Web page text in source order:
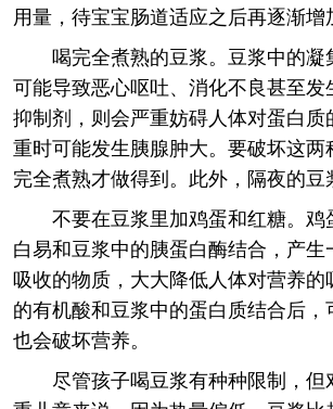
用量，待宝宝肠道适应之后再逐渐增
喝完全煮熟的豆浆。豆浆中的凝
可能导致恶心呕吐、消化不良甚至
抑制剂，则会严重妨碍人体对蛋白
重时可能发生胰腺肿大。要破坏这两
完全煮熟才做得到。此外，隔夜的豆
不要在豆浆里加鸡蛋和红糖。鸡
白易和豆浆中的胰蛋白酶结合，产
吸收的物质，大大降低人体对营养的
的有机酸和豆浆中的蛋白质结合后，
也会破坏营养。
尽管孩子喝豆浆有种种限制，但